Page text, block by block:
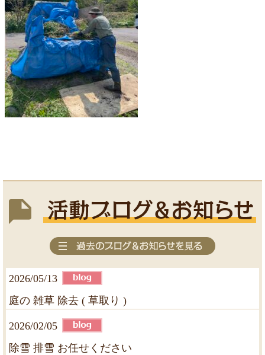
2026/05/13
庭の 雑草 除去 ( 草取り )
2026/02/05
除雪 排雪 お任せください